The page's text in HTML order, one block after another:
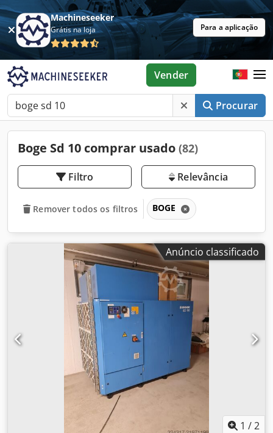
Machineseeker
Grátis na loja Para a aplicação
Procurar
Vender
Boge Sd 10 comprar usado (82)
Filtro Relevância
Remover todos os filtros BOGE
Anúncio classificado
1 /2